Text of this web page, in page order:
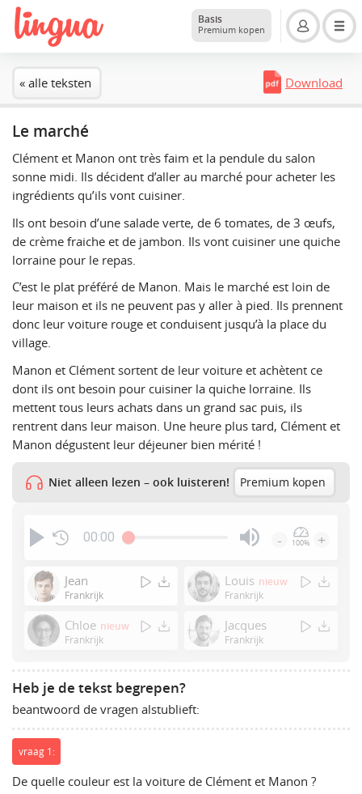
Basis
Premium kopen
« alle teksten Download
Le marché
Clément et Manon ont très faim et la pendule du salon
sonne midi. Ils décident d’aller au marché pour acheter les
ingrédients qu’ils vont cuisiner.
Ils ont besoin d’une salade verte, de 6 tomates, de 3 œufs,
de crème fraiche et de jambon. Ils vont cuisiner une quiche
lorraine pour le repas.
C’est le plat préféré de Manon. Mais le marché est loin de
leur maison et ils ne peuvent pas y aller à pied. Ils prennent
donc leur voiture rouge et conduisent jusqu’à la place du
village.
Manon et Clément sortent de leur voiture et achètent ce
dont ils ont besoin pour cuisiner la quiche lorraine. Ils
mettent tous leurs achats dans un grand sac puis, ils
rentrent dans leur maison. Une heure plus tard, Clément et
Manon dégustent leur déjeuner bien mérité !
Niet alleen lezen – ook luisteren! Premium kopen
00:00
Enter
or
to
show
- 100% +
Jean
Frankrijk
Louis nieuw
Frankrijk
Chloe nieuw
Frankrijk
Jacques
Frankrijk
Heb je de tekst begrepen?
beantwoord de vragen alstublieft:
vraag 1:
De quelle couleur est la voiture de Clément et Manon ?